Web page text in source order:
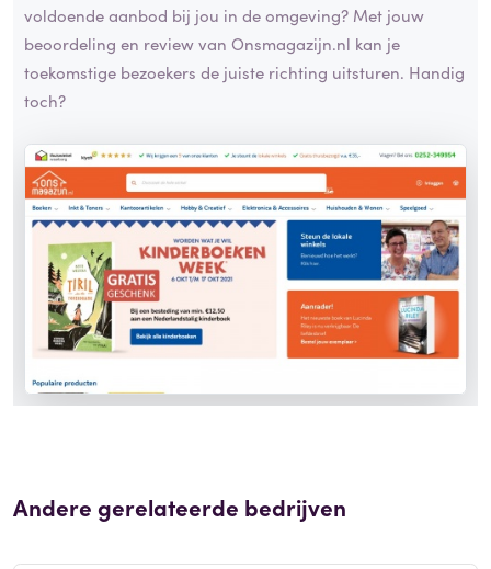
voldoende aanbod bij jou in de omgeving? Met jouw
beoordeling en review van Onsmagazijn.nl kan je
toekomstige bezoekers de juiste richting uitsturen. Handig
toch?
Andere gerelateerde bedrijven